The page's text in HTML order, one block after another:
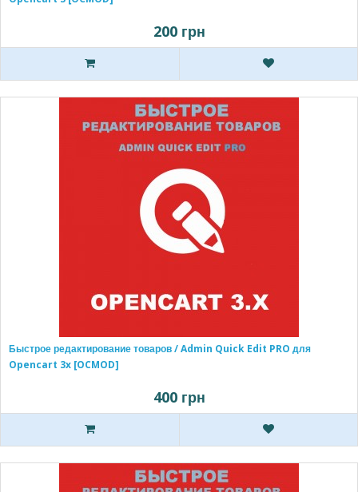
200 грн
Быстрое редактирование товаров / Admin Quick Edit PRO для
Opencart 3x [OCMOD]
400 грн